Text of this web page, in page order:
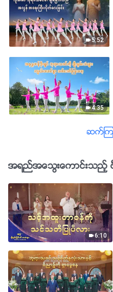
5:52
4:35
ဆက္ၾ
အရည္အေသြးေကာင္းသည့္
6:10